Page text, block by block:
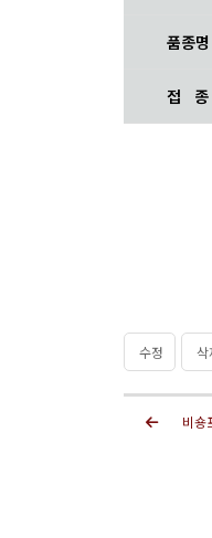
품종명
접 종
수정 삭
비숑